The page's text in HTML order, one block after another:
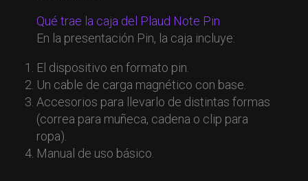
Qué trae la caja del Plaud Note Pin
En la presentación Pin, la caja incluye:
El dispositivo en formato pin.
Un cable de carga magnético con base.
Accesorios para llevarlo de distintas formas
(correa para muñeca, cadena o clip para
ropa).
Manual de uso básico.